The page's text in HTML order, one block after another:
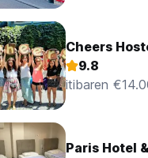
Cheers
9.8
itibaren
Paris Hotel